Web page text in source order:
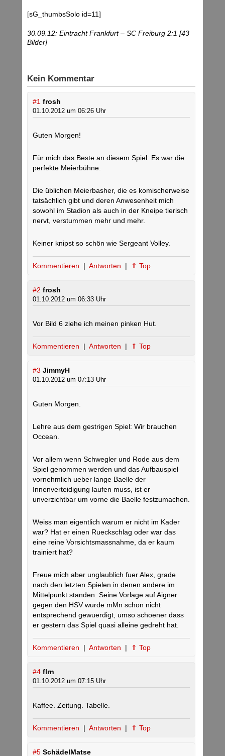
[sG_thumbsSolo id=11]
30.09.12: Eintracht Frankfurt – SC Freiburg 2:1 [43
Bilder]
Kein Kommentar
#1 frosh
01.10.2012 um 06:26 Uhr
Guten Morgen!
Für mich das Beste an diesem Spiel: Es war die
perfekte Meierbühne.
Die üblichen Meierbasher, die es komischerweise
tatsächlich gibt und deren Anwesenheit mich
sowohl im Stadion als auch in der Kneipe tierisch
nervt, verstummen mehr und mehr.
Keiner knipst so schön wie Sergeant Volley.
Kommentieren | Antworten | ⇑ Top
#2 frosh
01.10.2012 um 06:33 Uhr
Vor Bild 6 ziehe ich meinen pinken Hut.
Kommentieren | Antworten | ⇑ Top
#3 JimmyH
01.10.2012 um 07:13 Uhr
Guten Morgen.
Lehre aus dem gestrigen Spiel: Wir brauchen
Occean.
Vor allem wenn Schwegler und Rode aus dem
Spiel genommen werden und das Aufbauspiel
vornehmlich ueber lange Baelle der
Innenverteidigung laufen muss, ist er
unverzichtbar um vorne die Baelle festzumachen.
Weiss man eigentlich warum er nicht im Kader
war? Hat er einen Rueckschlag oder war das
eine reine Vorsichtsmassnahme, da er kaum
trainiert hat?
Freue mich aber unglaublich fuer Alex, grade
nach den letzten Spielen in denen andere im
Mittelpunkt standen. Seine Vorlage auf Aigner
gegen den HSV wurde mMn schon nicht
entsprechend gewuerdigt, umso schoener dass
er gestern das Spiel quasi alleine gedreht hat.
Kommentieren | Antworten | ⇑ Top
#4 flrn
01.10.2012 um 07:15 Uhr
Kaffee. Zeitung. Tabelle.
Kommentieren | Antworten | ⇑ Top
#5 SchädelMatse